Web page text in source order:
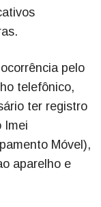
pelo
telefônico,
ter registro
Imei
Móvel),
aparelho e